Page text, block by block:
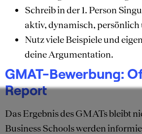
Schreib in der 1. Person
aktiv, dynamisch,
Nutz viele Beispiele und
deine Argumentation.
GMAT-Bewerbung:
Report
Das Ergebnis des GMATs bleibt
Business Schools werden